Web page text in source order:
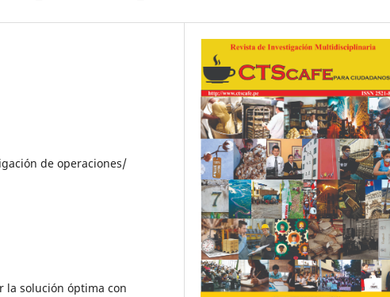
de operaciones/
la solución óptima con